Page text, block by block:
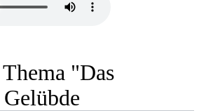
"Das